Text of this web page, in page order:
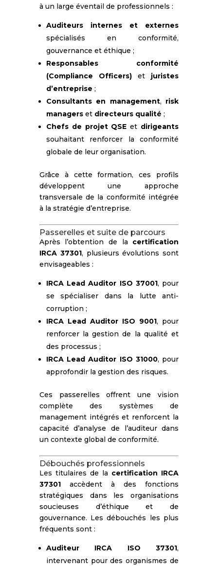
à un large éventail de professionnels :
Auditeurs internes et externes
spécialisés en conformité,
gouvernance et éthique ;
Responsables conformité
(Compliance Officers)et juristes
d’entreprise ;
Consultants en management, risk
managerset directeurs qualité ;
Chefs de projet QSE et dirigeants
souhaitant renforcer la conformité
globale de leur organisation.
Grâce à cette formation, ces profils
développent une approche
transversale de la conformité intégrée
à la stratégie d’entreprise.
Passerelles et suite de parcours
Après l’obtention de la certification
IRCA 37301, plusieurs évolutions sont
envisageables :
IRCA Lead Auditor ISO 37001, pour
se spécialiser dans la lutte anti-
corruption ;
IRCA Lead Auditor ISO 9001, pour
renforcer la gestion de la qualité et
des processus ;
IRCA Lead Auditor ISO 31000, pour
approfondir la gestion des risques.
Ces passerelles offrent une vision
complète des systèmes de
management intégrés et renforcent la
capacité d’analyse de l’auditeur dans
un contexte global de conformité.
Débouchés professionnels
Les titulaires de la certification IRCA
37301accèdent à des fonctions
stratégiques dans les organisations
soucieuses d’éthique et de
gouvernance. Les débouchés les plus
fréquents sont :
Auditeur IRCA ISO 37301,
intervenant pour des organismes de